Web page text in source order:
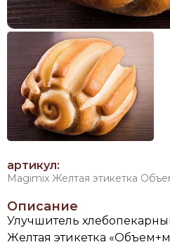
артикул:
Magimix Желтая этикетка
Описание
Улучшитель
Желтая этикетка